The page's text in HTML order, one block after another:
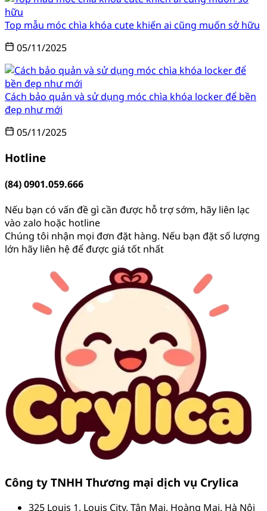
Top mẫu móc chìa khóa cute khiến ai cũng muốn sở hữu
05/11/2025
Cách bảo quản và sử dụng móc chìa khóa locker để bền
đẹp như mới
05/11/2025
Hotline
(84) 0901.059.666
Nếu bạn có vấn đề gì cần được hỗ trợ sớm, hãy liên lạc
vào zalo hoặc hotline
Chúng tôi nhận mọi đơn đặt hàng. Nếu bạn đặt số lượng
lớn hãy liên hệ để được giá tốt nhất
Công ty TNHH Thương mại dịch vụ Crylica
325 Louis 1, Louis City, Tân Mai, Hoàng Mai, Hà Nội